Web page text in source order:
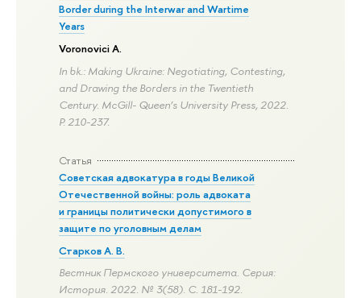
Border during the Interwar and Wartime
Years
Voronovici A.
In bk.: Making Ukraine: Negotiating, Contesting,
and Drawing the Borders in the Twentieth
Century. McGill- Queen’s University Press, 2022.
P. 210-237.
Статья
Советская адвокатура в годы Великой
Отечественной войны: роль адвоката
и границы политически допустимого в
защите по уголовным делам
Старков А. В.
Вестник Пермского университета. Серия:
История. 2022. № 3(58). С. 181-192.